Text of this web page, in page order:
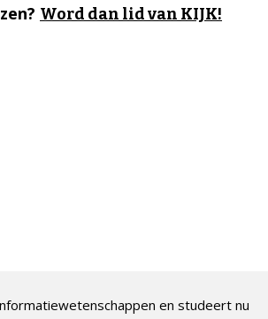
Word dan lid van KIJK!
en studeert nu